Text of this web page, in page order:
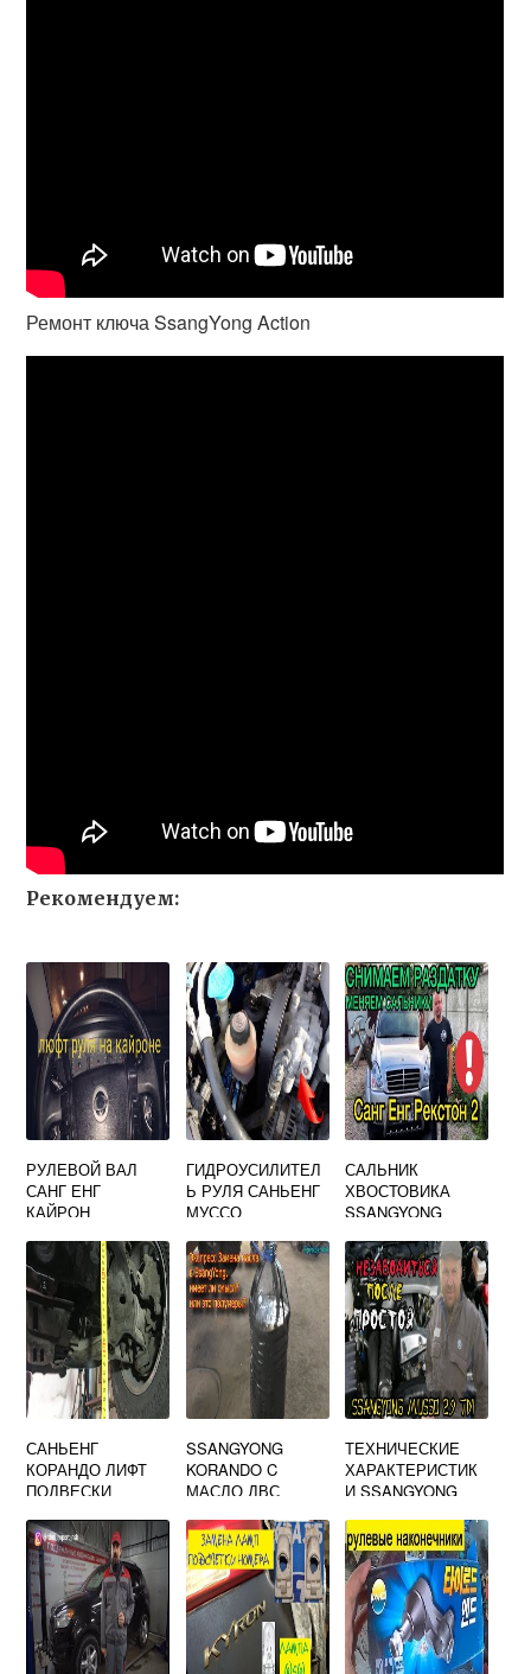
Ремонт ключа SsangYong Action
Рекомендуем:
РУЛЕВОЙ ВАЛ
САНГ ЕНГ
КАЙРОН
ГИДРОУСИЛИТЕЛ
Ь РУЛЯ САНЬЕНГ
МУССО
САЛЬНИК
ХВОСТОВИКА
SSANGYONG
САНЬЕНГ
КОРАНДО ЛИФТ
ПОДВЕСКИ
SSANGYONG
KORANDO C
МАСЛО ДВС
ТЕХНИЧЕСКИЕ
ХАРАКТЕРИСТИК
И SSANGYONG